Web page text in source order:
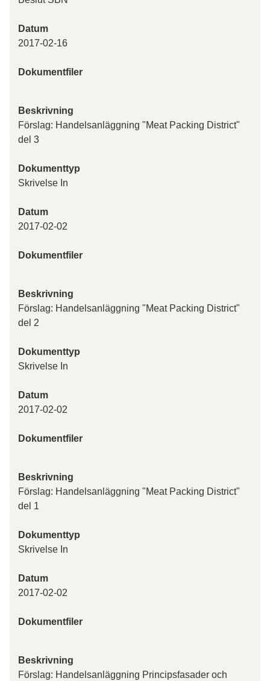
Datum
2017-02-16
Dokumentfiler
Beskrivning
Förslag: Handelsanläggning "Meat Packing District"
del 3
Dokumenttyp
Skrivelse In
Datum
2017-02-02
Dokumentfiler
Beskrivning
Förslag: Handelsanläggning "Meat Packing District"
del 2
Dokumenttyp
Skrivelse In
Datum
2017-02-02
Dokumentfiler
Beskrivning
Förslag: Handelsanläggning "Meat Packing District"
del 1
Dokumenttyp
Skrivelse In
Datum
2017-02-02
Dokumentfiler
Beskrivning
Förslag: Handelsanläggning Principsfasader och